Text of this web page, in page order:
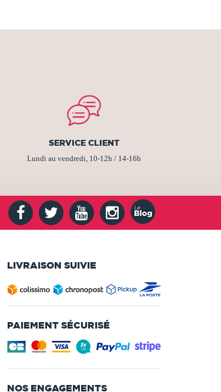
SERVICE CLIENT
Lundi au vendredi, 10-12h / 14-16h
LIVRAISON SUIVIE
PAIEMENT SÉCURISÉ
NOS ENGAGEMENTS